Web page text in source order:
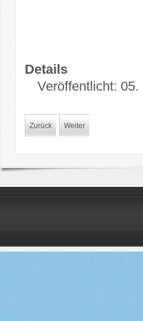
Details
Veröffentlicht: 05.
Zurück Weiter